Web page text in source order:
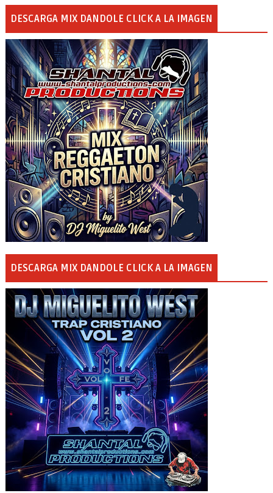
DESCARGA MIX DANDOLE CLICK A LA IMAGEN
DESCARGA MIX DANDOLE CLICK A LA IMAGEN